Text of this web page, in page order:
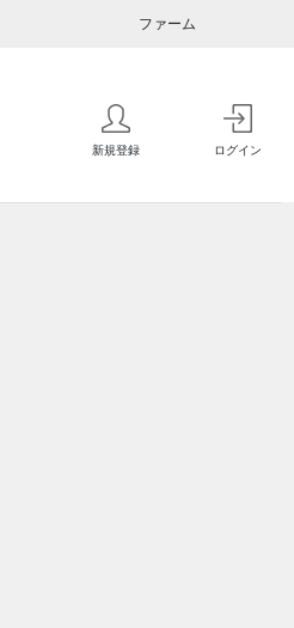
ファーム
新規登録 ログイン